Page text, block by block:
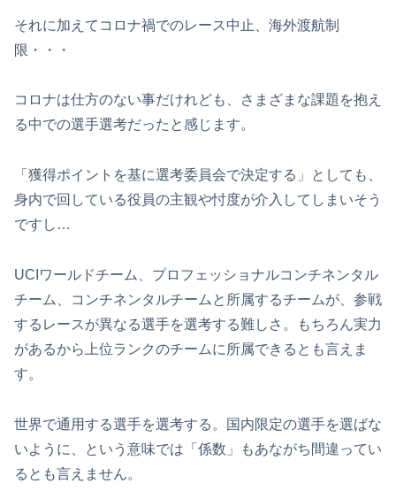
それに加えてコロナ禍でのレース中止、海外渡航制
限・・・
コロナは仕方のない事だけれども、さまざまな課題を抱え
る中での選手選考だったと感じます。
「獲得ポイントを基に選考委員会で決定する」としても、
身内で回している役員の主観や忖度が介入してしまいそう
ですし…
UCIワールドチーム、プロフェッショナルコンチネンタル
チーム、コンチネンタルチームと所属するチームが、参戦
するレースが異なる選手を選考する難しさ。もちろん実力
があるから上位ランクのチームに所属できるとも言えま
す。
世界で通用する選手を選考する。国内限定の選手を選ばな
いように、という意味では「係数」もあながち間違ってい
るとも言えません。